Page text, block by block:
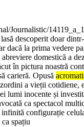
Journalistic/
descoperit doar
dacă la prima vedere
domestică a
în pictura noastră
carieră. Opusă
a vieții cotidiene,
lumi inocente și
ca spectacol
configurație
ca spațiu